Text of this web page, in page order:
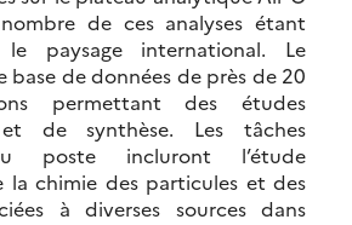
de ces analyses étant
paysage international. Le
base de données de près de 20
permettant des études
et de synthèse. Les tâches
poste incluront l’étude
la chimie des particules et des
à diverses sources dans